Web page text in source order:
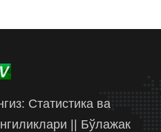
Статистика ва
|| Бўлажак